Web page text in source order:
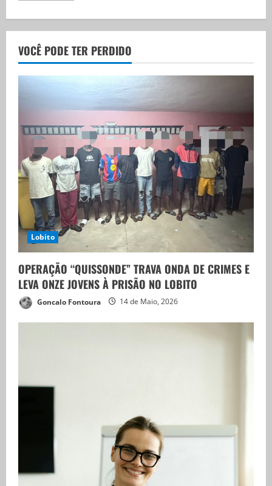
VOCÊ PODE TER PERDIDO
Lobito
OPERAÇÃO “QUISSONDE” TRAVA ONDA DE CRIMES E
LEVA ONZE JOVENS À PRISÃO NO LOBITO
Goncalo Fontoura 14 de Maio, 2026